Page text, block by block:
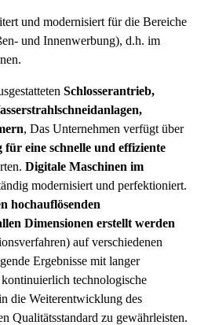
und modernisiert für die Bereiche
und Innenwerbung), d.h. im
Schlosserantrieb,
, Das Unternehmen verfügt über
für eine schnelle und effiziente
Digitale Maschinen im
modernisiert und perfektioniert.
hochauflösenden
Dimensionen erstellt werden
auf verschiedenen
Ergebnisse mit langer
technologische
die Weiterentwicklung des
Qualitätsstandard zu gewährleisten.